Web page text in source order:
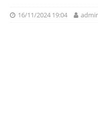
16/11/2024 19:04